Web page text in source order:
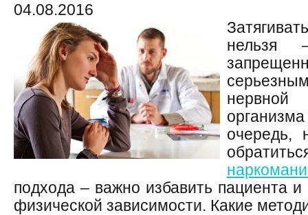
04.08.2016
нельзя
очередь,
подхода – важно избавить пациента и
физической зависимости. Какие